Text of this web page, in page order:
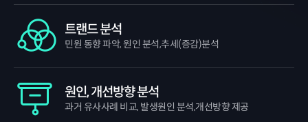
트랜드 분석
민원 동향 파악, 원인 분석,추세(증감)분석
원인, 개선방향 분석
과거 유사사례 비교, 발생원인 분석,개선방향 제공